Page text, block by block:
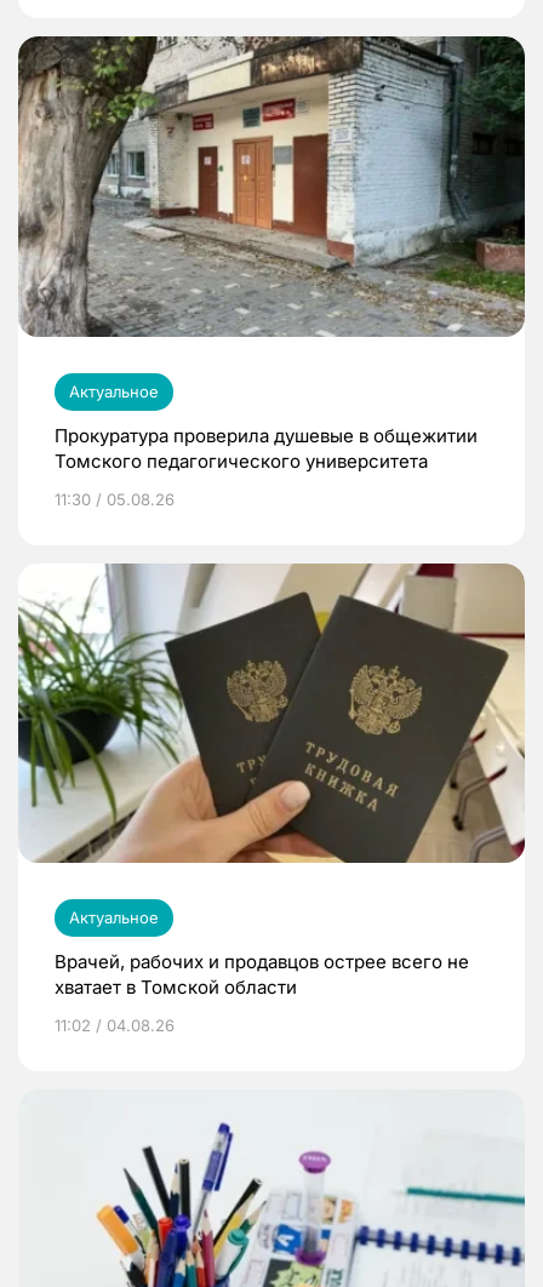
Актуальное
Прокуратура проверила душевые в общежитии
Томского педагогического университета
11:30 / 05.08.26
Актуальное
Врачей, рабочих и продавцов острее всего не
хватает в Томской области
11:02 / 04.08.26